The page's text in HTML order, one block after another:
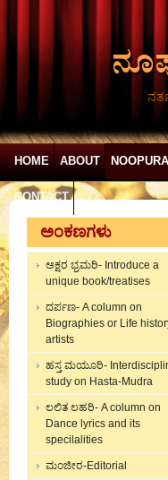
HOME ABOUT
CONTACT
ಅಂಕಣಗಳು
ಅಕ್ಷರ ಭ್ರಮರಿ- Introduce a
unique book/treatises
ದರ್ಪಣ- A column on
Biographies or Life
artists
ಹಸ್ತ ಮಯೂರಿ-
study on Hasta-Mudra
ಲಲಿತ ಲಹರಿ- A column on
Dance lyrics and its
specilalities
ಮಂಜೀರ-Editorial